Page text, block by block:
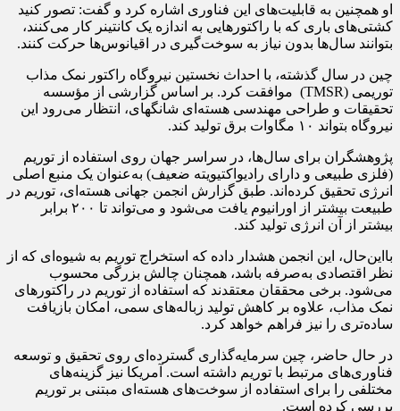
او همچنین به قابلیت‌های این فناوری اشاره کرد و گفت: تصور کنید
کشتی‌های باری که با راکتورهایی به اندازه یک کانتینر کار می‌کنند،
بتوانند سال‌ها بدون نیاز به سوخت‌گیری در اقیانوس‌ها حرکت کنند.
چین در سال گذشته، با احداث نخستین نیروگاه راکتور نمک مذاب
توریمی (TMSR) موافقت کرد. بر اساس گزارشی از مؤسسه
تحقیقات و طراحی مهندسی هسته‌ای شانگهای، انتظار می‌رود این
نیروگاه بتواند ۱۰ مگاوات برق تولید کند.
پژوهشگران برای سال‌ها، در سراسر جهان روی استفاده از توریم
(فلزی طبیعی و دارای رادیواکتیویته ضعیف) به‌عنوان یک منبع اصلی
انرژی تحقیق کرده‌اند. طبق گزارش انجمن جهانی هسته‌ای، توریم در
طبیعت بیشتر از اورانیوم یافت می‌شود و می‌تواند تا ۲۰۰ برابر
بیشتر از آن انرژی تولید کند.
بااین‌حال، این انجمن هشدار داده که استخراج توریم به شیوه‌ای که از
نظر اقتصادی به‌صرفه باشد، همچنان چالش بزرگی محسوب
می‌شود. برخی محققان معتقدند که استفاده از توریم در راکتورهای
نمک مذاب، علاوه بر کاهش تولید زباله‌های سمی، امکان بازیافت
ساده‌تری را نیز فراهم خواهد کرد.
در حال حاضر، چین سرمایه‌گذاری گسترده‌ای روی تحقیق و توسعه
فناوری‌های مرتبط با توریم داشته است. آمریکا نیز گزینه‌های
مختلفی را برای استفاده از سوخت‌های هسته‌ای مبتنی بر توریم
بررسی کرده است.